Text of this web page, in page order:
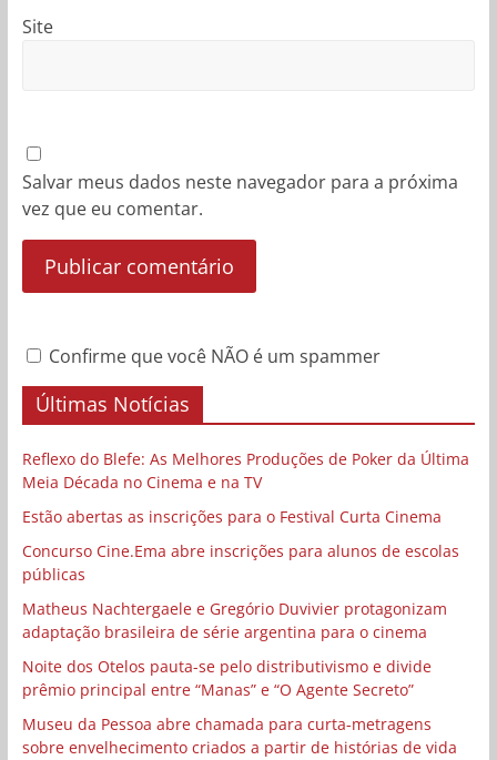
Site
Salvar meus dados neste navegador para a próxima
vez que eu comentar.
Confirme que você NÃO é um spammer
Últimas Notícias
Reflexo do Blefe: As Melhores Produções de Poker da Última
Meia Década no Cinema e na TV
Estão abertas as inscrições para o Festival Curta Cinema
Concurso Cine.Ema abre inscrições para alunos de escolas
públicas
Matheus Nachtergaele e Gregório Duvivier protagonizam
adaptação brasileira de série argentina para o cinema
Noite dos Otelos pauta-se pelo distributivismo e divide
prêmio principal entre “Manas” e “O Agente Secreto”
Museu da Pessoa abre chamada para curta-metragens
sobre envelhecimento criados a partir de histórias de vida